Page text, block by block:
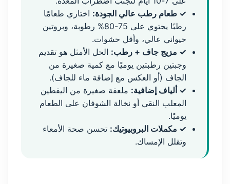
✓ طعام رطب عالي الجودة: اختاري طعامًا
رطبًا يحتوي على 75-80% رطوبة، وبروتين
حيواني عالي، وأقل حشوات.
✓ مزيج جاف + رطب: الحل الأمثل هو تقديم
وجبتين رطبتين يوميًا مع كمية صغيرة من
الجاف (أو العكس مع إضافة ماء للجاف).
✓ ألياف إضافية: ملعقة صغيرة من اليقطين
المعلب النقي أو نخالة الشوفان على الطعام
يوميًا.
✓ مكملات البروبيوتيك: تحسن صحة الأمعاء
وتقلل الإمساك.